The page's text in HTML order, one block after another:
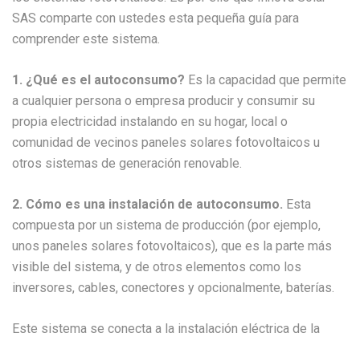
SAS comparte con ustedes esta pequeña guía para
comprender este sistema.
1. ¿Qué es el autoconsumo? Es la capacidad que permite
a cualquier persona o empresa producir y consumir su
propia electricidad instalando en su hogar, local o
comunidad de vecinos paneles solares fotovoltaicos u
otros sistemas de generación renovable.
2. Cómo es una instalación de autoconsumo. Esta
compuesta por un sistema de producción (por ejemplo,
unos paneles solares fotovoltaicos), que es la parte más
visible del sistema, y de otros elementos como los
inversores, cables, conectores y opcionalmente, baterías.
Este sistema se conecta a la instalación eléctrica de la